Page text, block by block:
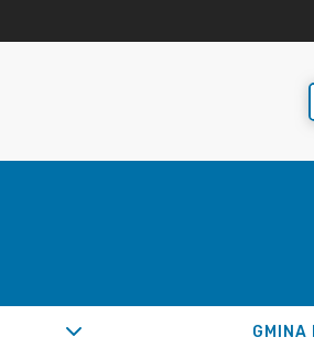
GMINA